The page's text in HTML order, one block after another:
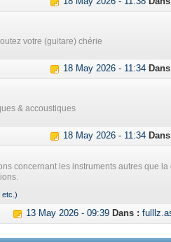
votre (guitare) chérie
18 May 2026 - 11:34
& accoustiques
18 May 2026 - 11:34
concernant les instruments autres que la
etc.)
13 May 2026 - 09:39 Dans :